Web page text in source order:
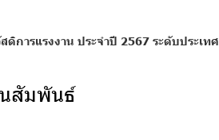
การแรงงาน ประจำปี 2567 ระดับประเทศ
นสัมพันธ์